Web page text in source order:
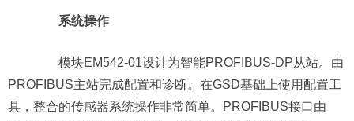
系统操作
模块EM542-01设计为智能PROFIBUS-DP从站。由
PROFIBUS主站完成配置和诊断。在GSD基础上使用配置工
具，整合的传感器系统操作非常简单。PROFIBUS接口由